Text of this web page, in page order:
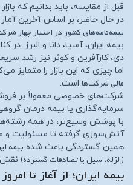
قبل از مقایسه، باید بدانیم که
در حال حاضر، بر اساس آخرین
بیمه‌نامه‌های کشور در اختیار چهار
بیمه ایران، آسیا، دانا و البرز. در
دی، کارآفرین و کوثر نیز رشد
اما چیزی که این بازار را متمایز
مالی شرکت‌ها است.
شرکت‌های خصوصی معمولاً بر
سرمایه‌گذاری یا بیمه درمان
با پوشش وسیع‌تر، در همه
آتش‌سوزی گرفته تا مسئولیت و
همین گستردگی باعث شده بیمه
زلزله، سیل یا تصادفات گسترده) نقش
بیمه ایران؛ از آغاز تا امروز